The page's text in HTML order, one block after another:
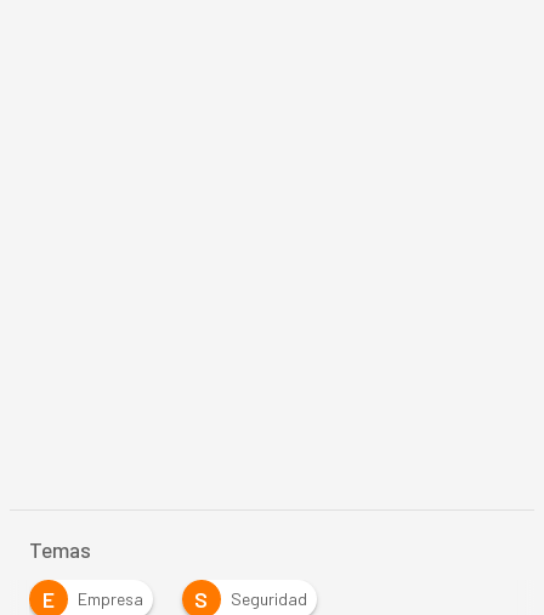
Temas
E
Empresa S Seguridad